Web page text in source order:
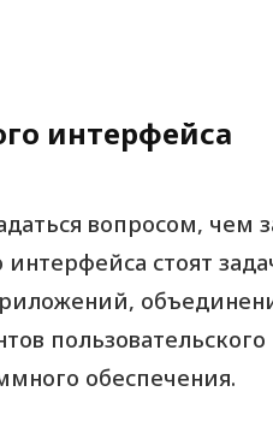
интерфейса
вопросом, чем
стоят
обеспечения.